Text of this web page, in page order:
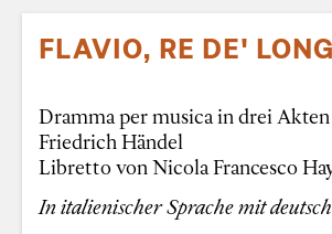
FLAVIO, RE DE'
Dramma per musica in drei
Friedrich Händel
Libretto von Nicola Francesco
In italienischer Sprache mit